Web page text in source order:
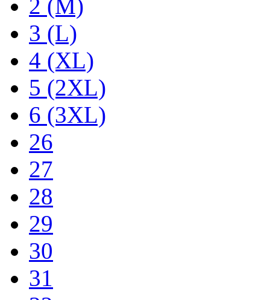
2 (M)
3 (L)
4 (XL)
5 (2XL)
6 (3XL)
26
27
28
29
30
31